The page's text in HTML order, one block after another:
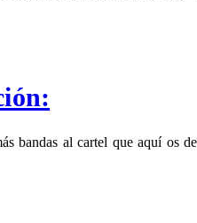
bandas al cartel que aquí os